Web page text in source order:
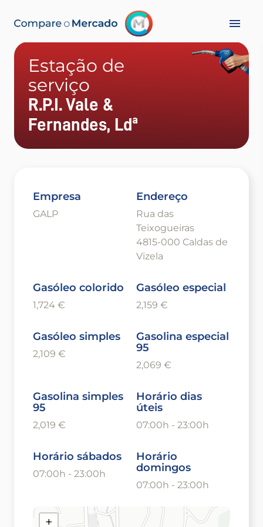
Estação de
serviço
R.P.I. Vale &
Fernandes, Ldª
Empresa
GALP
Endereço
Rua das
Teixogueiras
4815-000 Caldas de
Vizela
Gasóleo colorido
1,724 €
Gasóleo especial
2,159 €
Gasóleo simples
2,109 €
Gasolina especial
95
2,069 €
Gasolina simples
95
2,019 €
Horário dias
úteis
07:00h - 23:00h
Horário sábados
07:00h - 23:00h
Horário
domingos
07:00h - 23:00h
+